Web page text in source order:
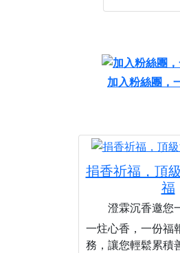
加入粉絲團，
捐香祈福，頂
福
澄霖沉香邀您
一炷心香，一份福
務，讓您輕鬆累積